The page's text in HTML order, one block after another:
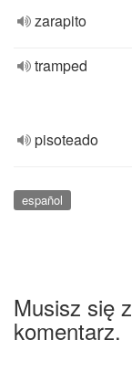
zarapito
tramped
pisoteado
español
Musisz się
komentarz.